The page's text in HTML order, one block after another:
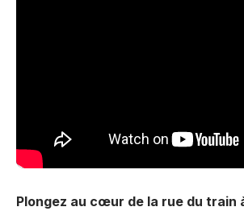
Plongez au cœur de la rue du train